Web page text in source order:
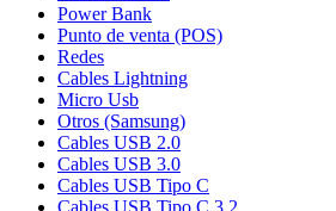
Power Bank
Punto de venta (POS)
Redes
Cables Lightning
Micro Usb
Otros (Samsung)
Cables USB 2.0
Cables USB 3.0
Cables USB Tipo C
Cables USB Tipo C 3.2